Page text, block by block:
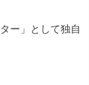
ー」として独自